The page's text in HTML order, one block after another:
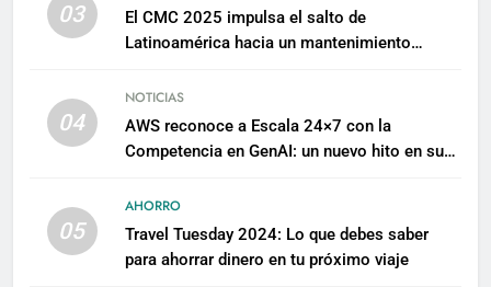
03
El CMC 2025 impulsa el salto de
Latinoamérica hacia un mantenimiento
04
NOTICIAS
AWS reconoce a Escala 24×7 con la
Competencia en GenAI: un nuevo hito en su
05
AHORRO
Travel Tuesday 2024: Lo que debes saber
para ahorrar dinero en tu próximo viaje